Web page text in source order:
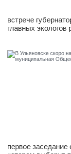
встрече
главных экологов
первое заседание